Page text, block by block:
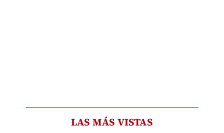
LAS MÁS VISTAS